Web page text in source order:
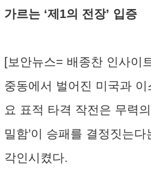
가르는 ‘제1의 전장’ 입증
[보안뉴스= 배종찬 인사이
중동에서 벌어진 미국과
요 표적 타격 작전은 무력
밀함’이 승패를 결정짓는
각인시켰다.